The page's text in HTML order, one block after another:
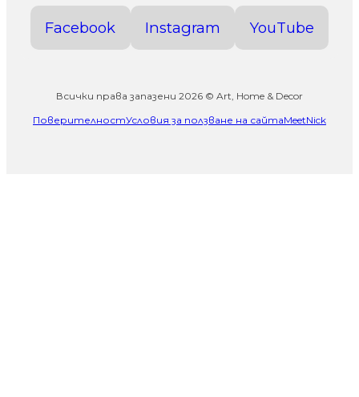
Facebook Instagram YouTube
Всички права запазени 2026 © Art, Home & Decor
ПоверителностУсловия за ползване на сайтаMeetNick